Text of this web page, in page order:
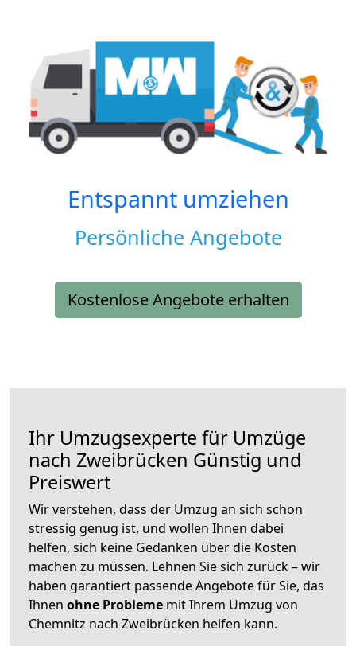
Entspannt umziehen
Persönliche Angebote
Kostenlose Angebote erhalten
Ihr Umzugsexperte für Umzüge
nach Zweibrücken Günstig und
Preiswert
Wir verstehen, dass der Umzug an sich schon
stressig genug ist, und wollen Ihnen dabei
helfen, sich keine Gedanken über die Kosten
machen zu müssen. Lehnen Sie sich zurück – wir
haben garantiert passende Angebote für Sie, das
Ihnen ohne Probleme mit Ihrem Umzug von
Chemnitz nach Zweibrücken helfen kann.